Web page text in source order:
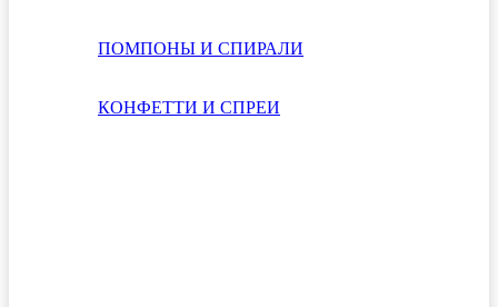
ПОМПОНЫ И СПИРАЛИ
КОНФЕТТИ И СПРЕИ